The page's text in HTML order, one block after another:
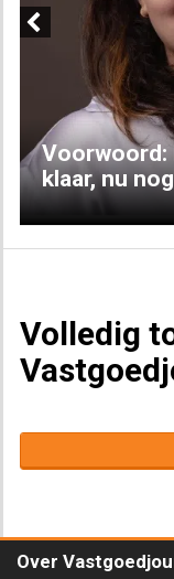
Voorwoord:
klaar, nu
Volledig
Over